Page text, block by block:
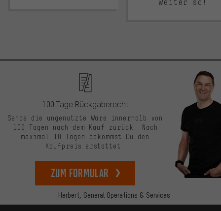
Weiter so!
Herbert, General Operations & Services
100 Tage Rückgaberecht
Sende die ungenutzte Ware innerhalb von
100 Tagen nach dem Kauf zurück. Nach
maximal 10 Tagen bekommst Du den
Kaufpreis erstattet.
zum Formular